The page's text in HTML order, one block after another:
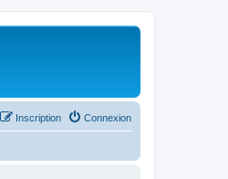
Connexion
Inscription